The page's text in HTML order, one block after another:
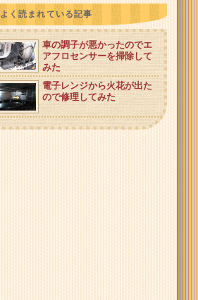
よく読まれている記事
車の調子が悪かったのでエ
アフロセンサーを掃除して
みた
電子レンジから火花が出た
ので修理してみた